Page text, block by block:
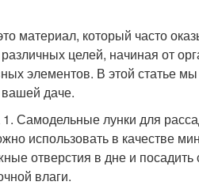
материал, который часто
целей, начиная от
элементов. В этой статье
даче.
Самодельные лунки для
использовать в качестве
отверстия в дне и
влаги.